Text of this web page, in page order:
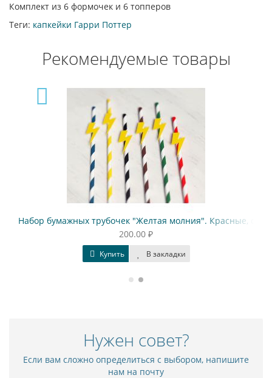
Комплект из 6 формочек и 6 топперов
Теги: капкейки Гарри Поттер
Рекомендуемые товары
желтые.Набор бумажных трубочек "Желтая молния". Красные,
200.00 ₽
Купить В закладки
Нужен совет?
Если вам сложно определиться с выбором, напишите
нам на почту